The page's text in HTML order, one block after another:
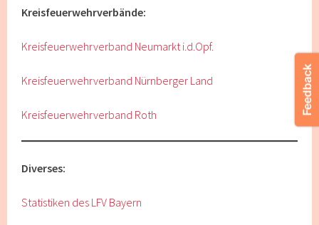
Kreisfeuerwehrverbände:
Kreisfeuerwehrverband Neumarkt i.d.Opf.
Kreisfeuerwehrverband Nürnberger Land
Kreisfeuerwehrverband Roth
Diverses:
Statistiken des LFV Bayern